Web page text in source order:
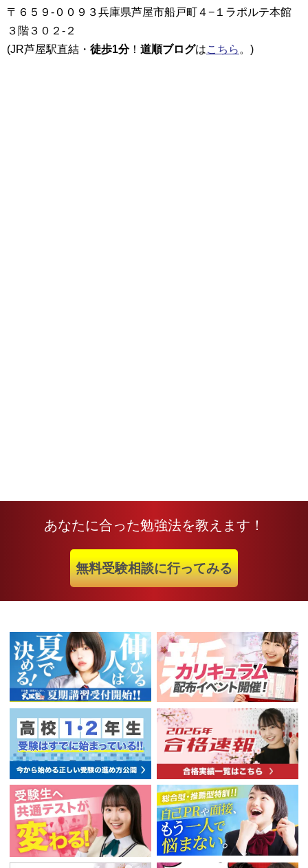
〒６５９-００９３兵庫県芦屋市船戸町４−１ラポルテ本館
３階３０２-２
(JR芦屋駅直結・ 徒歩1分！ 道順ブログはこちら 。)
あなたに合った勉強法を教えます！
無料受験相談に行ってみる